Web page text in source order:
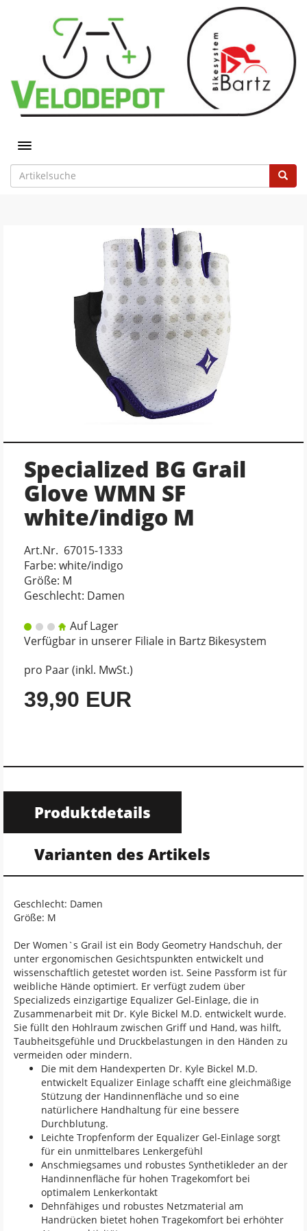
Toggle navigation
Specialized BG Grail
Glove WMN SF
white/indigo M
Art.Nr. 67015-1333
Farbe: white/indigo
Größe: M
Geschlecht: Damen
Auf Lager
Verfügbar in unserer Filiale in Bartz Bikesystem
pro Paar (inkl. MwSt.)
39,90 EUR
Produktdetails
Varianten des Artikels
Geschlecht: Damen
Größe: M
Der Women`s Grail ist ein Body Geometry Handschuh, der
unter ergonomischen Gesichtspunkten entwickelt und
wissenschaftlich getestet worden ist. Seine Passform ist für
weibliche Hände optimiert. Er verfügt zudem über
Specializeds einzigartige Equalizer Gel-Einlage, die in
Zusammenarbeit mit Dr. Kyle Bickel M.D. entwickelt wurde.
Sie füllt den Hohlraum zwischen Griff und Hand, was hilft,
Taubheitsgefühle und Druckbelastungen in den Händen zu
vermeiden oder mindern.
Die mit dem Handexperten Dr. Kyle Bickel M.D.
entwickelt Equalizer Einlage schafft eine gleichmäßige
Stützung der Handinnenfläche und so eine
natürlichere Handhaltung für eine bessere
Durchblutung.
Leichte Tropfenform der Equalizer Gel-Einlage sorgt
für ein unmittelbares Lenkergefühl
Anschmiegsames und robustes Synthetikleder an der
Handinnenfläche für hohen Tragekomfort bei
optimalem Lenkerkontakt
Dehnfähiges und robustes Netzmaterial am
Handrücken bietet hohen Tragekomfort bei erhöhter